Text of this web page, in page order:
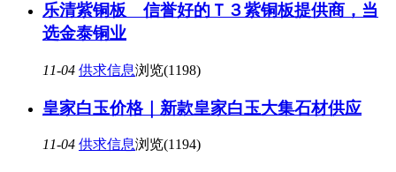
乐清紫铜板 信誉好的Ｔ３紫铜板提供商，当
选金泰铜业
11-04 供求信息浏览(1198)
皇家白玉价格｜新款皇家白玉大集石材供应
11-04 供求信息浏览(1194)